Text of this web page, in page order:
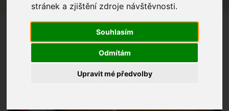
stránek a zjištění zdroje návštěvnosti.
Souhlasím
Odmítám
Upravit mé předvolby